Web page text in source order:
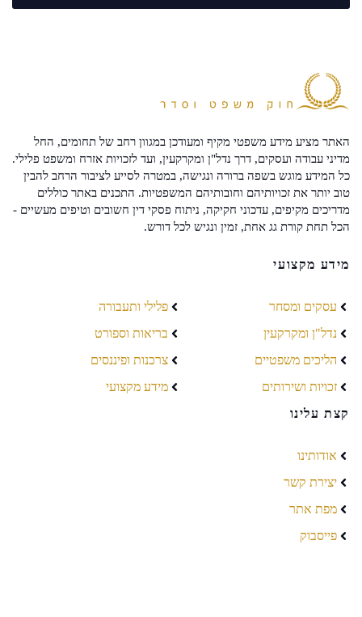
האתר מציע מידע משפטי מקיף ומעודכן במגוון רחב של תחומים, החל
מדיני עבודה ועסקים, דרך נדל"ן ומקרקעין, ועד לזכויות אזרח ומשפט פלילי.
כל המידע מוגש בשפה ברורה ונגישה, במטרה לסייע לציבור הרחב להבין
טוב יותר את זכויותיהם וחובותיהם המשפטיות. התכנים באתר כוללים
מדריכים מקיפים, עדכוני חקיקה, ניתוח פסקי דין חשובים וטיפים מעשיים -
הכל תחת קורת גג אחת, זמין ונגיש לכל דורש.
מידע מקצועי
עסקים ומסחר
נדל"ן ומקרקעין
הליכים משפטיים
זכויות ושירותים
פלילי ותעבורה
בריאות וספורט
צרכנות ופיננסים
מידע מקצועי
קצת עלינו
אודותינו
יצירת קשר
מפת אתר
פייסבוק